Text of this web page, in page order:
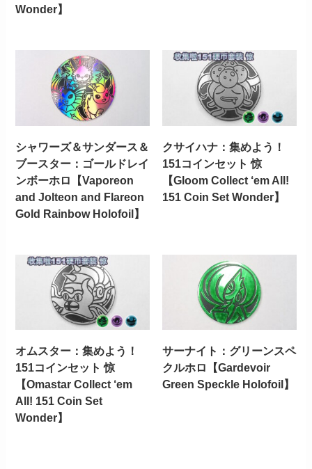
Wonder】
シャワーズ＆サンダース＆
ブースター：ゴールドレイ
ンボーホロ【Vaporeon
and Jolteon and Flareon
Gold Rainbow Holofoil】
クサイハナ：集めよう！
151コインセット 惊
【Gloom Collect ‘em All!
151 Coin Set Wonder】
オムスター：集めよう！
151コインセット 惊
【Omastar Collect ‘em
All! 151 Coin Set
Wonder】
サーナイト：グリーンスペ
クルホロ【Gardevoir
Green Speckle Holofoil】